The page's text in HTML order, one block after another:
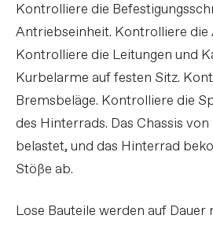
Kontrolliere die
Antriebseinheit. Kontrolliere die
Kontrolliere die Leitungen und
Kurbelarme auf festen Sitz.
Bremsbeläge. Kontrolliere die
des Hinterrads. Das Chassis
belastet, und das Hinterrad
Stöße ab.
Lose Bauteile werden auf Dauer